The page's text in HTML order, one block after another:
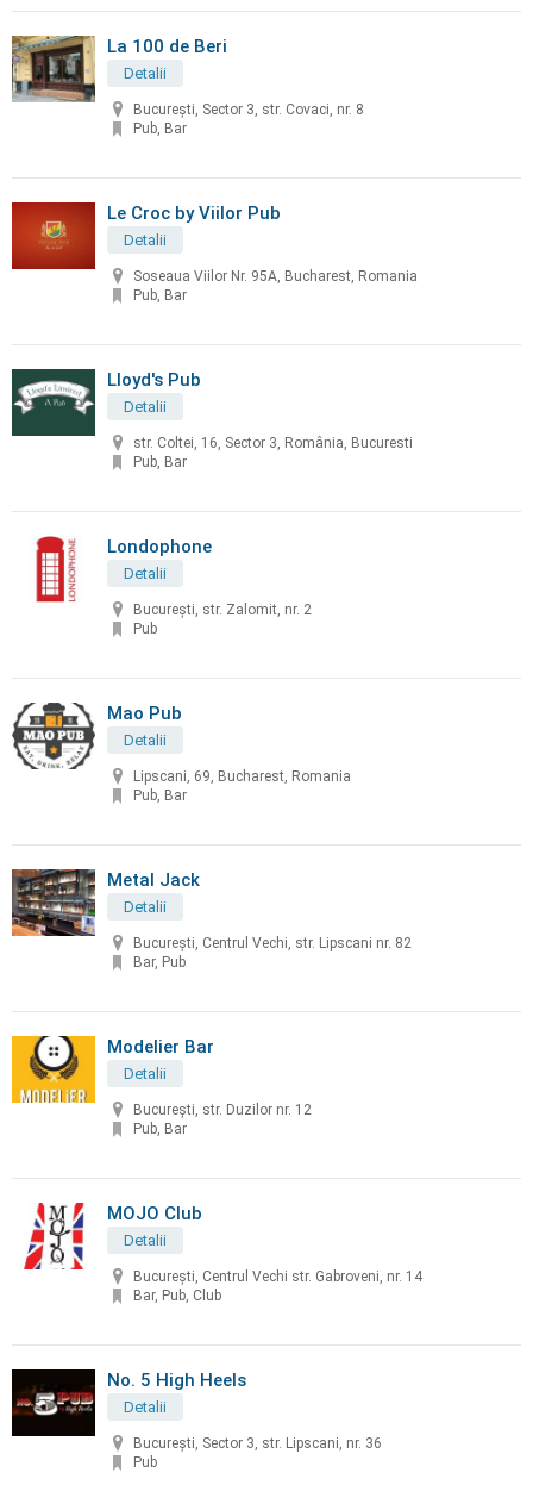
La 100 de Beri
Detalii
București, Sector 3, str. Covaci, nr. 8
Pub, Bar
Le Croc by Viilor Pub
Detalii
Soseaua Viilor Nr. 95A, Bucharest, Romania
Pub, Bar
Lloyd's Pub
Detalii
str. Coltei, 16, Sector 3, România, Bucuresti
Pub, Bar
Londophone
Detalii
București, str. Zalomit, nr. 2
Pub
Mao Pub
Detalii
Lipscani, 69, Bucharest, Romania
Pub, Bar
Metal Jack
Detalii
București, Centrul Vechi, str. Lipscani nr. 82
Bar, Pub
Modelier Bar
Detalii
București, str. Duzilor nr. 12
Pub, Bar
MOJO Club
Detalii
București, Centrul Vechi str. Gabroveni, nr. 14
Bar, Pub, Club
No. 5 High Heels
Detalii
București, Sector 3, str. Lipscani, nr. 36
Pub